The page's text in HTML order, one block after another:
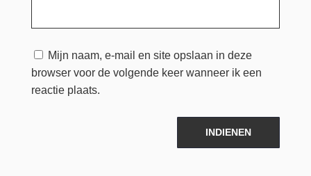
Mijn naam, e-mail en site opslaan in deze
browser voor de volgende keer wanneer ik een
reactie plaats.
INDIENEN